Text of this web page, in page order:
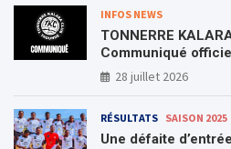
INFOS NEWS
TONNERRE
Communiqué
28 juillet 2026
RÉSULTATS SAISON 2025
Une défaite d’entrée